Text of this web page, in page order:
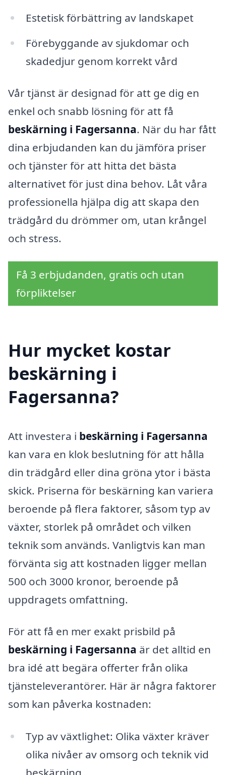
Estetisk förbättring av landskapet
Förebyggande av sjukdomar och
skadedjur genom korrekt vård
Vår tjänst är designad för att ge dig en
enkel och snabb lösning för att få
beskärning i Fagersanna. När du har fått
dina erbjudanden kan du jämföra priser
och tjänster för att hitta det bästa
alternativet för just dina behov. Låt våra
professionella hjälpa dig att skapa den
trädgård du drömmer om, utan krångel
och stress.
Få 3 erbjudanden, gratis och utan
förpliktelser
Hur mycket kostar
beskärning i
Fagersanna?
Att investera i beskärning i Fagersanna
kan vara en klok beslutning för att hålla
din trädgård eller dina gröna ytor i bästa
skick. Priserna för beskärning kan variera
beroende på flera faktorer, såsom typ av
växter, storlek på området och vilken
teknik som används. Vanligtvis kan man
förvänta sig att kostnaden ligger mellan
500 och 3000 kronor, beroende på
uppdragets omfattning.
För att få en mer exakt prisbild på
beskärning i Fagersanna är det alltid en
bra idé att begära offerter från olika
tjänsteleverantörer. Här är några faktorer
som kan påverka kostnaden:
Typ av växtlighet: Olika växter kräver
olika nivåer av omsorg och teknik vid